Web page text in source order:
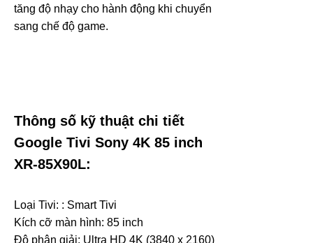
tăng độ nhạy cho hành động khi chuyển
sang chế độ game.
Thông số kỹ thuật chi tiết
Google Tivi Sony 4K 85 inch
XR-85X90L:
Loại Tivi: : Smart Tivi
Kích cỡ màn hình: 85 inch
Độ phân giải: Ultra HD 4K (3840 x 2160)